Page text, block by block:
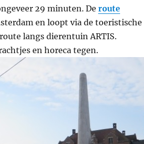
29 minuten. De route
en loopt via de toeristische
langs dierentuin ARTIS.
en horeca tegen.